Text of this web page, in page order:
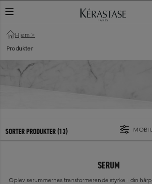
NAVIGATIONSKNAP
Hjem >
Produkter
SORTER PRODUKTER (13)
SERUM
Oplev serummernes transformerende styrke i din